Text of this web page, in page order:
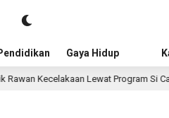
Gaya Hidup
Si Caka 20 jam lalu